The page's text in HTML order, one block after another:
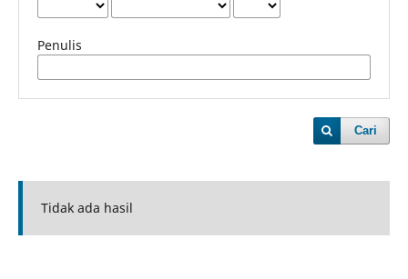
Penulis
Cari
Tidak ada hasil